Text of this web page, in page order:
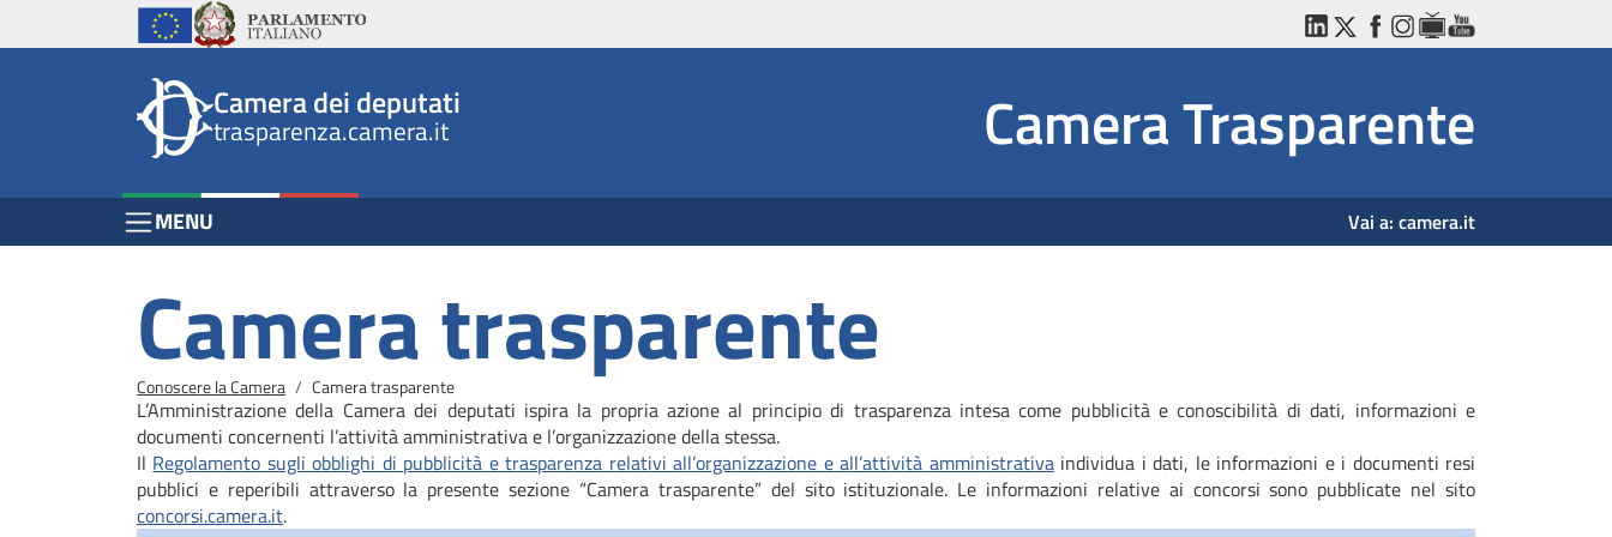
Salta al contenuto principale
Salta al menu di navigazione
top
Istituzioni
Unione EuropeaParlamento Italiano LinkedInTwitterFacebookInstagram
WebTVYouTube
Camera dei deputati
trasparenza.camera.it Camera Trasparente
Menu Bar block
MENU Vai a: camera.it
Camera trasparente
Briciole di pane
Conoscere la Camera Camera trasparente
L’Amministrazione della Camera dei deputati ispira la propria azione al principio di trasparenza intesa come pubblicità e conoscibilità di dati, informazioni e
documenti concernenti l’attività amministrativa e l’organizzazione della stessa.
Il Regolamento sugli obblighi di pubblicità e trasparenza relativi all’organizzazione e all’attività amministrativaindividua i dati, le informazioni e i documenti resi
pubblici e reperibili attraverso la presente sezione “Camera trasparente” del sito istituzionale. Le informazioni relative ai concorsi sono pubblicate nel sito
concorsi.camera.it.
Salta al contenuto principale
Salta al menu di navigazione
Vai a inizio pagina